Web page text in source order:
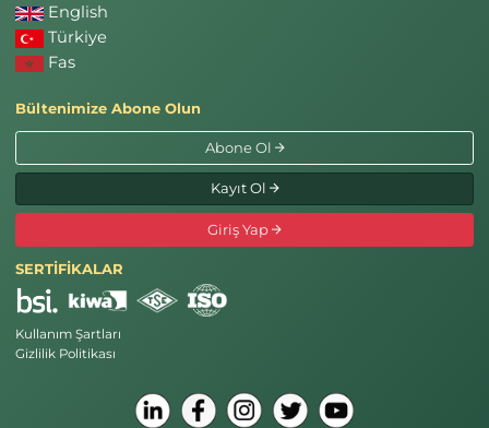
English
Türkiye
Fas
Bültenimize Abone Olun
Abone Ol
Kayıt Ol
Giriş Yap
SERTİFİKALAR
Kullanım Şartları
Gizlilik Politikası